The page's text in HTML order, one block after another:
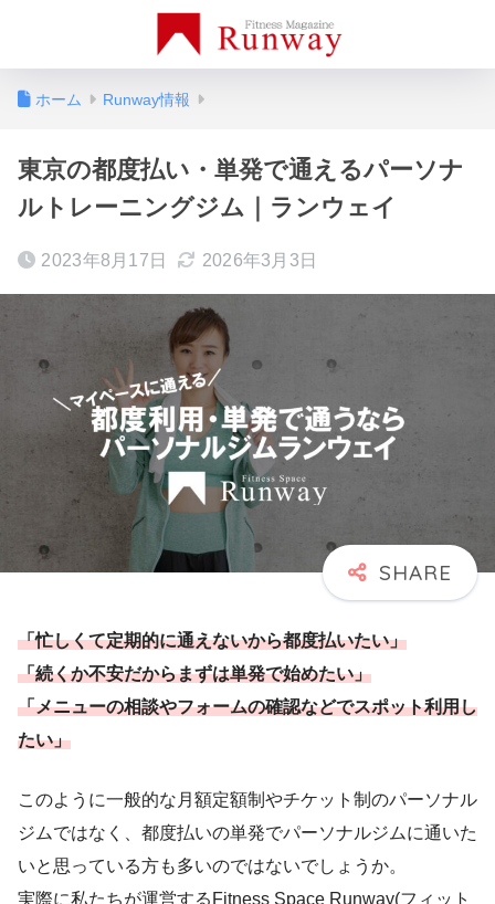
ホーム Runway情報
東京の都度払い・単発で通えるパーソナ
ルトレーニングジム｜ランウェイ
2023年8月17日 2026年3月3日
「忙しくて定期的に通えないから都度払いたい」
「続くか不安だからまずは単発で始めたい」
「メニューの相談やフォームの確認などでスポット利用し
たい」
このように一般的な月額定額制やチケット制のパーソナル
ジムではなく、都度払いの単発でパーソナルジムに通いた
いと思っている方も多いのではないでしょうか。
実際に私たちが運営するFitness Space Runway(フィット